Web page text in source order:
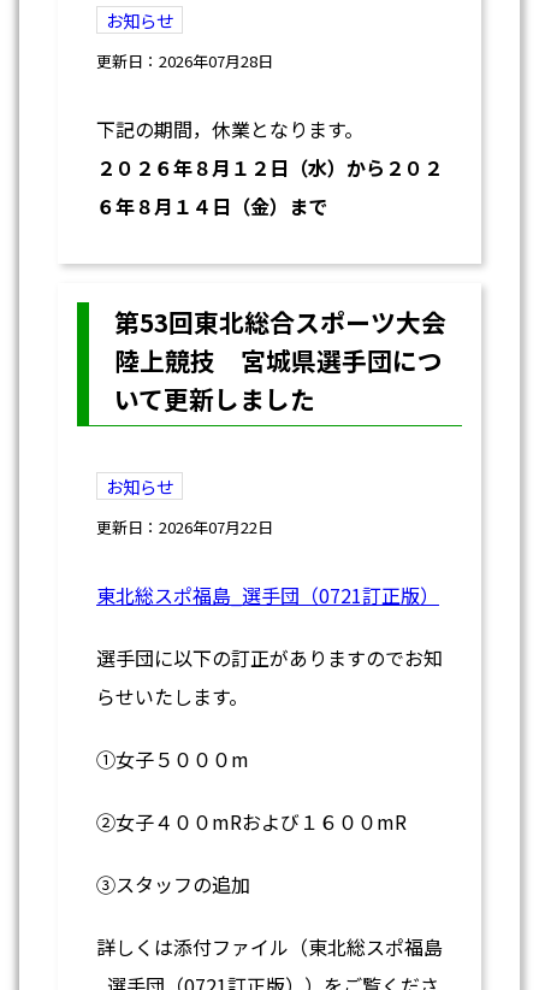
お知らせ
更新日：2026年07月28日
下記の期間，休業となります。
２０２６年８月１２日（水）から２０２
６年８月１４日（金）まで
第53回東北総合スポーツ大会
陸上競技 宮城県選手団につ
いて更新しました
お知らせ
更新日：2026年07月22日
東北総スポ福島_選手団（0721訂正版）
選手団に以下の訂正がありますのでお知
らせいたします。
①女子５０００m
②女子４００mRおよび１６００mR
③スタッフの追加
詳しくは添付ファイル（東北総スポ福島